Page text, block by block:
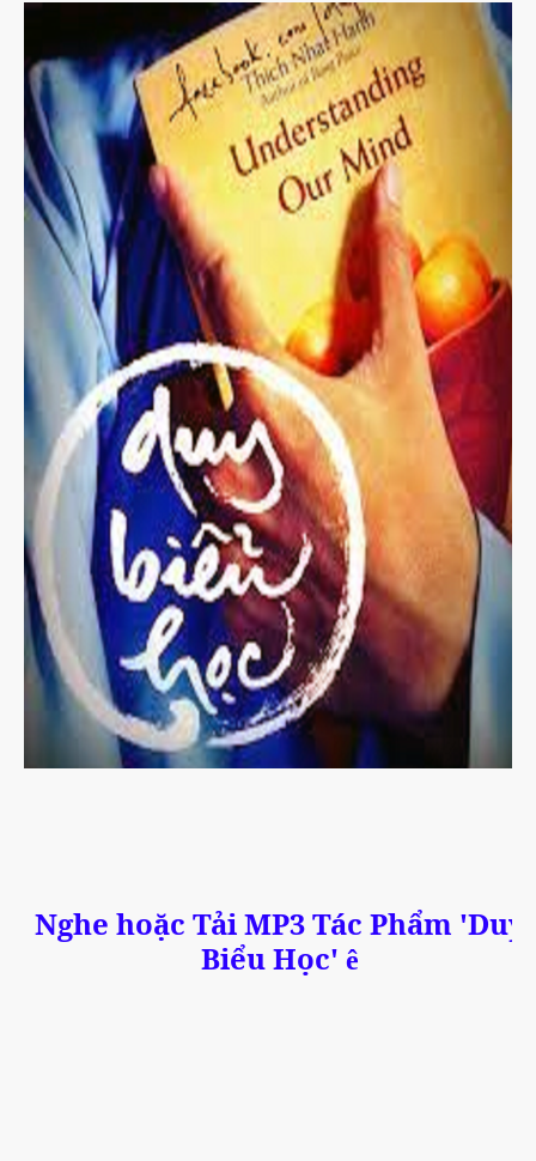
Nghe hoặc Tải MP3 Tác Phẩm 'Duy
Biểu Học' ê